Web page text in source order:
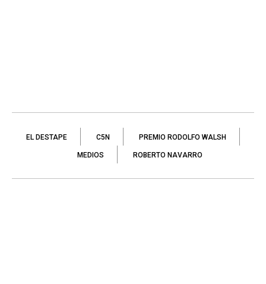
EL DESTAPE C5N PREMIO RODOLFO WALSH
MEDIOS ROBERTO NAVARRO